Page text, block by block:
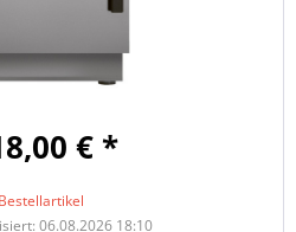
€ *
Bestellartikel
06.08.2026 18:10